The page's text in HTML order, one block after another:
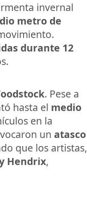
invernal
metro de
durante 12
. Pese a
hasta el medio
en la
un atasco
que los artistas,
Hendrix,